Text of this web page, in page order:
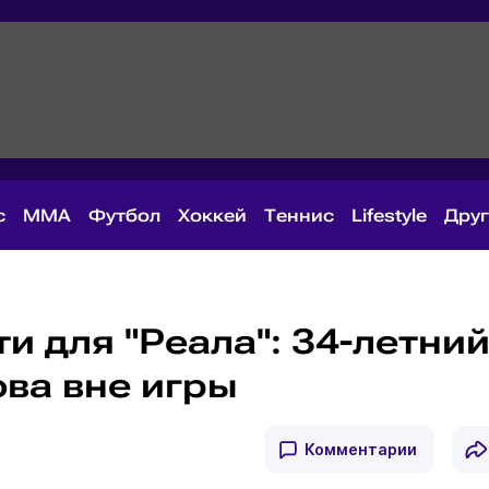
MMA Футбол Хоккей Теннис Lifestyle
для "Реала": 34-летний
вне игры
Комментарии